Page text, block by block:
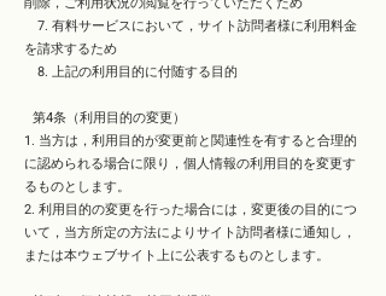
7. 有料サービスにおいて，サイト訪問者様に利用料金
を請求するため
8. 上記の利用目的に付随する目的
第4条（利用目的の変更）
1. 当方は，利用目的が変更前と関連性を有すると合理的
に認められる場合に限り，個人情報の利用目的を変更す
るものとします。
2. 利用目的の変更を行った場合には，変更後の目的につ
いて，当方所定の方法によりサイト訪問者様に通知し，
または本ウェブサイト上に公表するものとします。